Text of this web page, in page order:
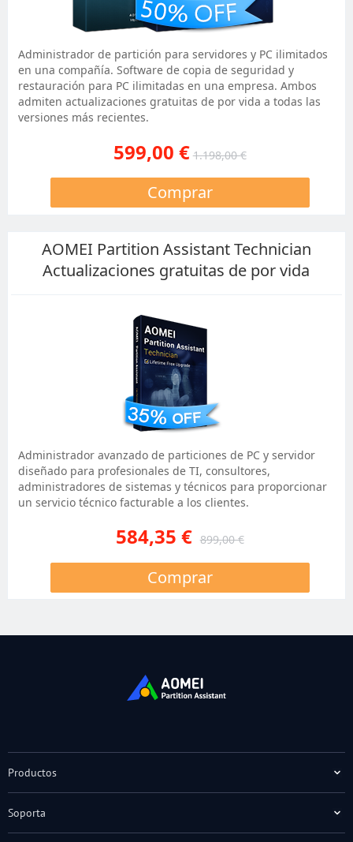
Administrador de partición para servidores y PC ilimitados
en una compañía. Software de copia de seguridad y
restauración para PC ilimitadas en una empresa. Ambos
admiten actualizaciones gratuitas de por vida a todas las
versiones más recientes.
599,00 € 1.198,00 €
Comprar
AOMEI Partition Assistant Technician
Actualizaciones gratuitas de por vida
Administrador avanzado de particiones de PC y servidor
diseñado para profesionales de TI, consultores,
administradores de sistemas y técnicos para proporcionar
un servicio técnico facturable a los clientes.
584,35 € 899,00 €
Comprar
Productos
Soporta